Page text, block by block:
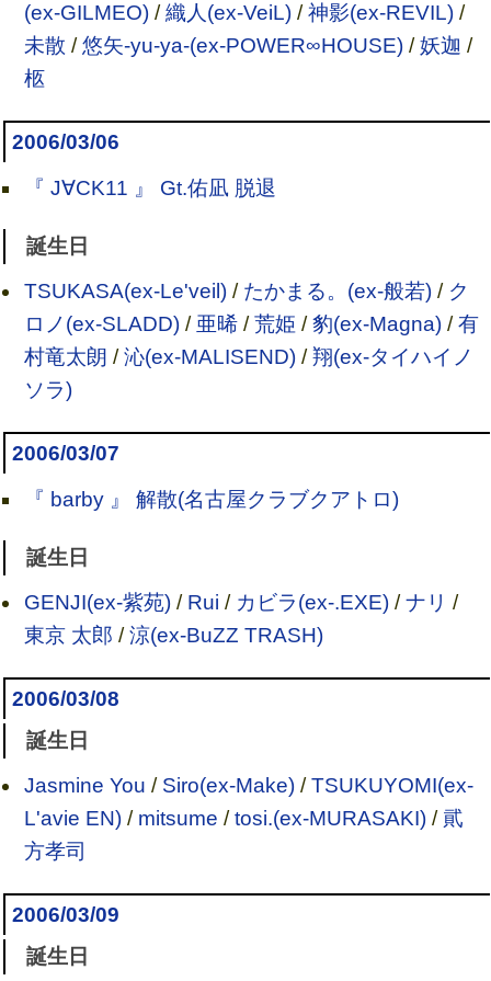
(ex-GILMEO)/織人(ex-VeiL)/神影(ex-REVIL)/
未散 /悠矢-yu-ya-(ex-POWER∞HOUSE)/妖迦 /
柩
2006/03/06
『 J∀CK11 』 Gt.佑凪 脱退
誕生日
TSUKASA(ex-Le'veil)/ たかまる。(ex-般若)/ ク
ロノ(ex-SLADD)/ 亜晞/荒姫 /豹(ex-Magna)/有
村竜太朗 /沁(ex-MALISEND)/翔(ex-タイハイノ
ソラ)
2006/03/07
『 barby 』 解散(名古屋クラブクアトロ)
誕生日
GENJI(ex-紫苑)/ Rui / カビラ(ex-.EXE)/ナリ /
東京 太郎 /涼(ex-BuZZ TRASH)
2006/03/08
誕生日
Jasmine You / Siro(ex-Make)/TSUKUYOMI(ex-
L'avie EN)/ mitsume /tosi.(ex-MURASAKI)/ 貮
方孝司
2006/03/09
誕生日